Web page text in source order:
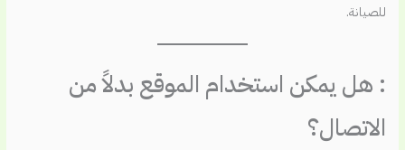
للصيانة.
: هل يمكن استخدام الموقع بدلاً من
الاتصال؟